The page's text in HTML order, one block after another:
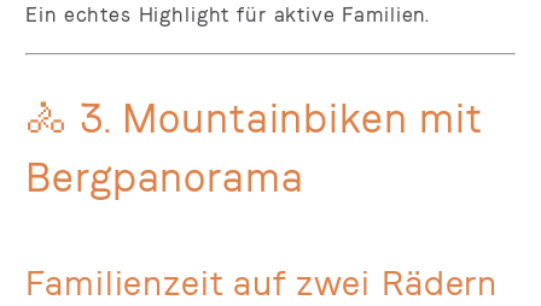
Ein echtes Highlight für aktive Familien.
🚴 3. Mountainbiken mit
Bergpanorama
Familienzeit auf zwei Rädern